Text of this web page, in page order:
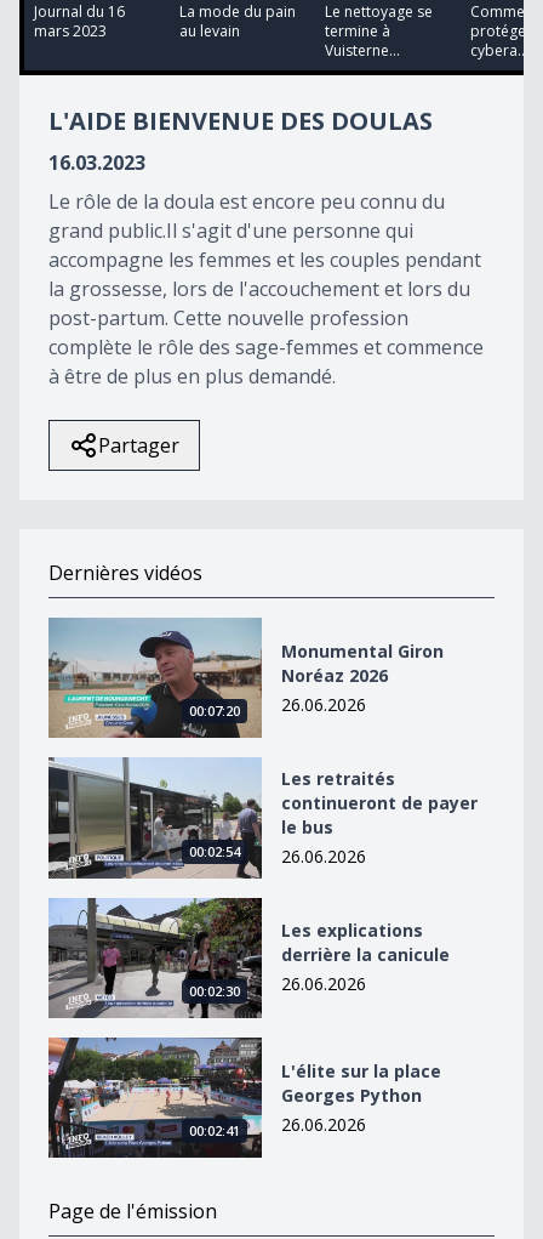
18
minutes,
seconds
Journal du 16
mars 2023
La mode du pain
au levain
Le nettoyage se
termine à
Vuisterne...
Comment
protéger
cybera...
L'AIDE BIENVENUE DES DOULAS
16.03.2023
Le rôle de la doula est encore peu connu du
grand public.Il s'agit d'une personne qui
accompagne les femmes et les couples pendant
la grossesse, lors de l'accouchement et lors du
post-partum. Cette nouvelle profession
complète le rôle des sage-femmes et commence
à être de plus en plus demandé.
Partager
Dernières vidéos
Monumental Giron Noréaz 2026
00:07:20
Monumental Giron
Noréaz 2026
26.06.2026
Les retraités continueront de payer le bus
00:02:54
Les retraités
continueront de payer
le bus
26.06.2026
Les explications derrière la canicule
00:02:30
Les explications
derrière la canicule
26.06.2026
L&#039;élite sur la place Georges Python
00:02:41
L'élite sur la place
Georges Python
26.06.2026
Page de l'émission